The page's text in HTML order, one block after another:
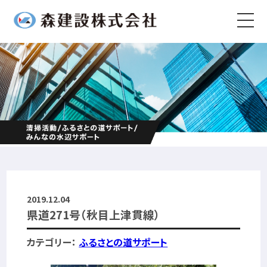
2019.12.04
県道271号（秋目上津貫線）
カテゴリー：ふるさとの道サポート